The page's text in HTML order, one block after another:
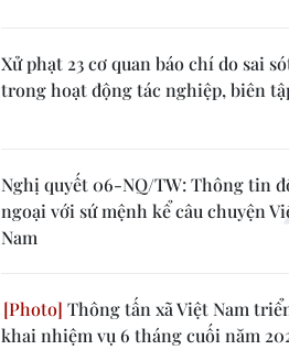
Xử phạt 23 cơ quan báo chí do sai
trong hoạt động tác nghiệp, biên
Nghị quyết 06-NQ/TW: Thông tin
ngoại với sứ mệnh kể câu chuyện
Nam
Thông tấn xã Việt Nam
khai nhiệm vụ 6 tháng cuối năm